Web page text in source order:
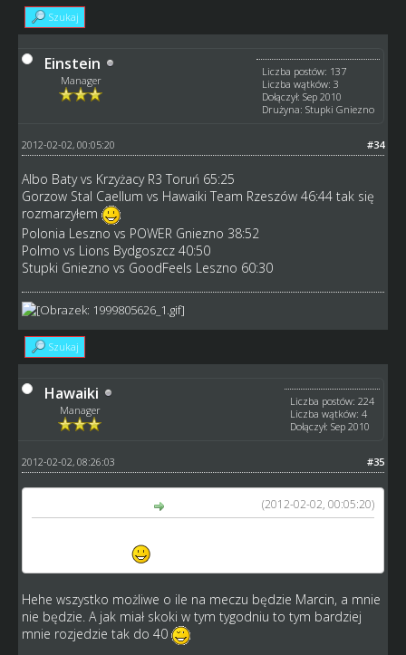
Szukaj
Einstein
Manager
Liczba postów: 137
Liczba wątków: 3
Dołączył: Sep 2010
Drużyna: Stupki Gniezno
#34
2012-02-02, 00:05:20
Albo Baty vs Krzyżacy R3 Toruń 65:25
Gorzow Stal Caellum vs Hawaiki Team Rzeszów 46:44 tak się
rozmarzyłem
Polonia Leszno vs POWER Gniezno 38:52
Polmo vs Lions Bydgoszcz 40:50
Stupki Gniezno vs GoodFeels Leszno 60:30
Szukaj
Hawaiki
Manager
Liczba postów: 224
Liczba wątków: 4
Dołączył: Sep 2010
#35
2012-02-02, 08:26:03
(2012-02-02, 00:05:20)
Hehe wszystko możliwe o ile na meczu będzie Marcin, a mnie
nie będzie. A jak miał skoki w tym tygodniu to tym bardziej
mnie rozjedzie tak do 40